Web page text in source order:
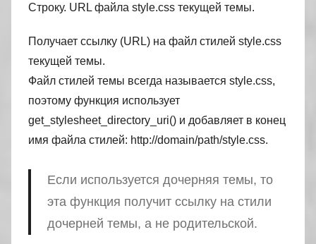
Строку. URL файла style.css текущей темы.
Получает ссылку (URL) на файл стилей style.css
текущей темы.
Файл стилей темы всегда называется style.css,
поэтому функция использует
get_stylesheet_directory_uri() и добавляет в конец
имя файла стилей: http://domain/path/style.css.
Если используется дочерняя темы, то
эта функция получит ссылку на стили
дочерней темы, а не родительской.